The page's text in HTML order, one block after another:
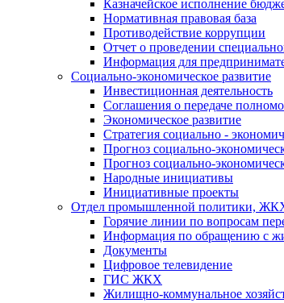
Казначейское исполнение
Нормативная правовая база
Противодействие коррупции
Отчет о проведении
Информация для
Социально-экономическое развитие
Инвестиционная деятельность
Соглашения о передаче
Экономическое развитие
Стратегия социально -
Прогноз социально-
Прогноз социально-
Народные инициативы
Инициативные проекты
Отдел промышленной политики,
Горячие линии по вопросам
Информация по обращению с
Документы
Цифровое телевидение
ГИС ЖКХ
Жилищно-коммунальное